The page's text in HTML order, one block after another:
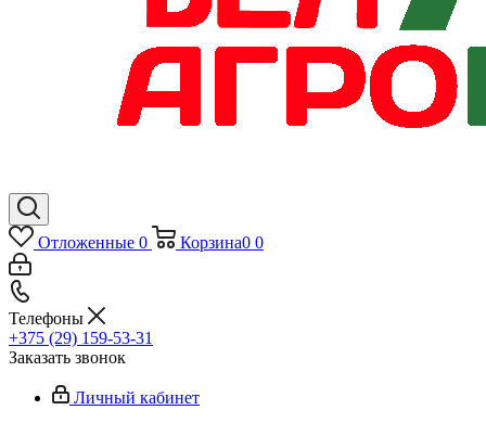
Отложенные 0 Корзина0 0
Телефоны
+375 (29) 159-53-31
Заказать звонок
Личный кабинет